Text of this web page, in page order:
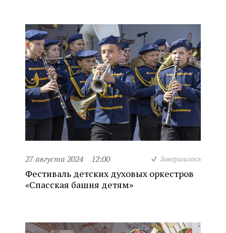
27 августа 2024 12:00 Завершилось
Фестиваль детских духовых оркестров
«Спасская башня детям»